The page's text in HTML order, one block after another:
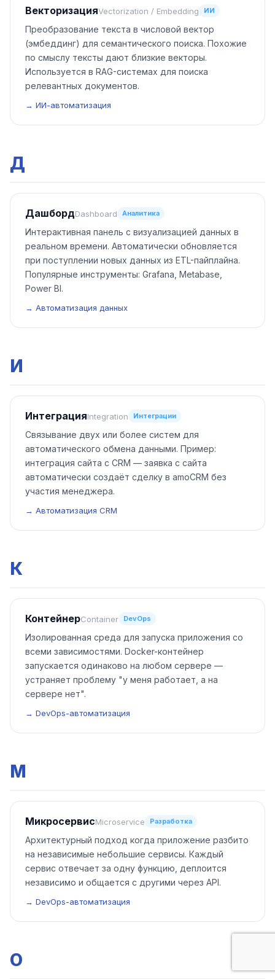
ВекторизацияVectorization / Embedding ИИ
Преобразование текста в числовой вектор
(эмбеддинг) для семантического поиска. Похожие
по смыслу тексты дают близкие векторы.
Используется в RAG-системах для поиска
релевантных документов.
→ ИИ-автоматизация
Д
ДашбордDashboard Аналитика
Интерактивная панель с визуализацией данных в
реальном времени. Автоматически обновляется
при поступлении новых данных из ETL-пайплайна.
Популярные инструменты: Grafana, Metabase,
Power BI.
→ Автоматизация данных
И
ИнтеграцияIntegration Интеграции
Связывание двух или более систем для
автоматического обмена данными. Пример:
интеграция сайта с CRM — заявка с сайта
автоматически создаёт сделку в amoCRM без
участия менеджера.
→ Автоматизация CRM
К
КонтейнерContainer DevOps
Изолированная среда для запуска приложения со
всеми зависимостями. Docker-контейнер
запускается одинаково на любом сервере —
устраняет проблему "у меня работает, а на
сервере нет".
→ DevOps-автоматизация
М
МикросервисMicroservice Разработка
Архитектурный подход когда приложение разбито
на независимые небольшие сервисы. Каждый
сервис отвечает за одну функцию, деплоится
независимо и общается с другими через API.
→ DevOps-автоматизация
О